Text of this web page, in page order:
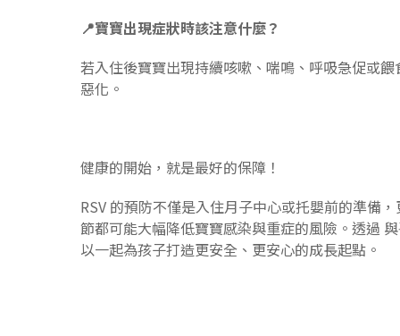
📍寶寶出現症狀時該注意什麼？
若入住後寶寶出現持續咳嗽、喘鳴、呼吸急促或
惡化。
健康的開始，就是最好的保障！
RSV 的預防不僅是入住月子中心或托嬰前的準備
節都可能大幅降低寶寶感染與重症的風險。透過
以一起為孩子打造更安全、更安心的成長起點。